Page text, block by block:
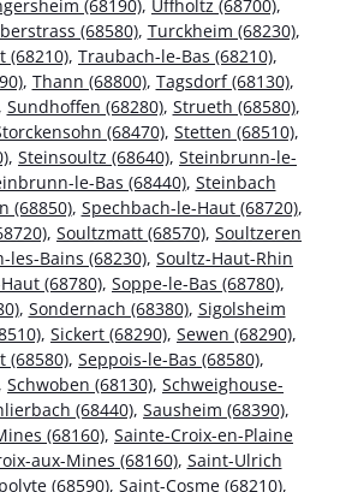
(68190), Uffholtz (68700),
(68580), Turckheim (68230),
(68210), Traubach-le-Bas (68210),
, Thann (68800), Tagsdorf (68130),
Sundhoffen (68280), Strueth (68580),
(68470), Stetten (68510),
, Steinsoultz (68640), Steinbrunn-le-
le-Bas (68440), Steinbach
(68850), Spechbach-le-Haut (68720),
, Soultzmatt (68570), Soultzeren
les-Bains (68230), Soultz-Haut-Rhin
(68780), Soppe-le-Bas (68780),
, Sondernach (68380), Sigolsheim
, Sickert (68290), Sewen (68290),
(68580), Seppois-le-Bas (68580),
, Schwoben (68130), Schweighouse-
(68440), Sausheim (68390),
(68160), Sainte-Croix-en-Plaine
aux-Mines (68160), Saint-Ulrich
(68590), Saint-Cosme (68210),